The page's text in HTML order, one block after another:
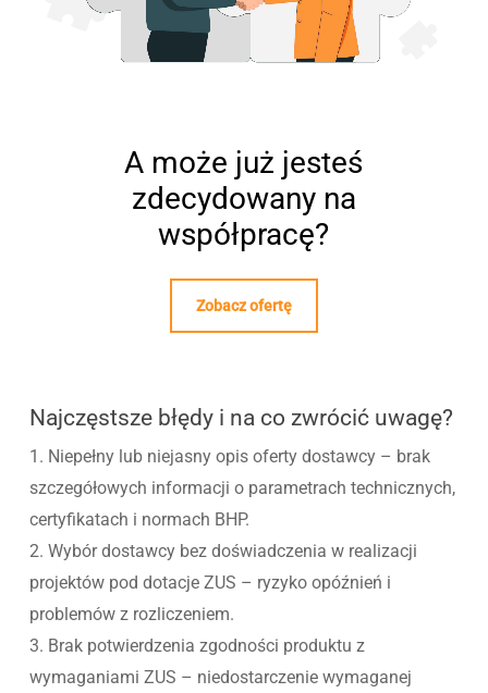
A może już jesteś
zdecydowany na
współpracę?
Zobacz ofertę
Najczęstsze błędy i na co zwrócić uwagę?
1. Niepełny lub niejasny opis oferty dostawcy – brak
szczegółowych informacji o parametrach technicznych,
certyfikatach i normach BHP.
2. Wybór dostawcy bez doświadczenia w realizacji
projektów pod dotacje ZUS – ryzyko opóźnień i
problemów z rozliczeniem.
3. Brak potwierdzenia zgodności produktu z
wymaganiami ZUS – niedostarczenie wymaganej